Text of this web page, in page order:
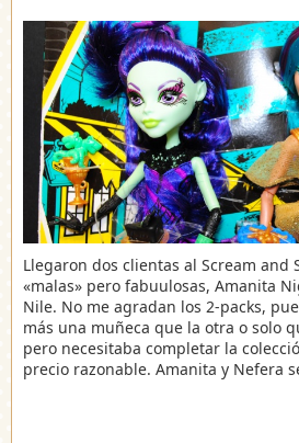
Llegaron dos clientas al Scream and
«malas» pero fabuulosas, Amanita
Nile. No me agradan los 2-packs,
más una muñeca que la otra o solo
pero necesitaba completar la
precio razonable. Amanita y Nefera